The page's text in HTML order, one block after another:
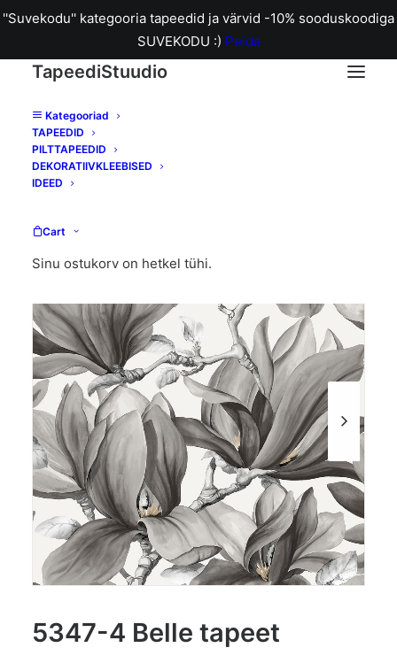
''Suvekodu'' kategooria tapeedid ja värvid -10% sooduskoodiga
SUVEKODU :) Peida
TapeediStuudio
Kategooriad
TAPEEDID
PILTTAPEEDID
DEKORATIIVKLEEBISED
IDEED
Cart
Sinu ostukorv on hetkel tühi.
Home 5347-4 Belle tapeet
5347-4 Belle tapeet